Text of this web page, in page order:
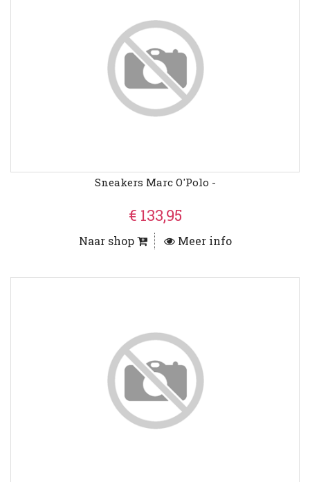
Sneakers Marc O'Polo -
€ 133,95
Naar shop Meer info